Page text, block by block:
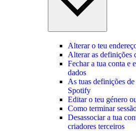
Alterar o teu
Alterar as definições
Fechar a tua conta e
dados
As tuas definições
Spotify
Editar o teu género
Como terminar
Desassociar a tua
criadores terceiros